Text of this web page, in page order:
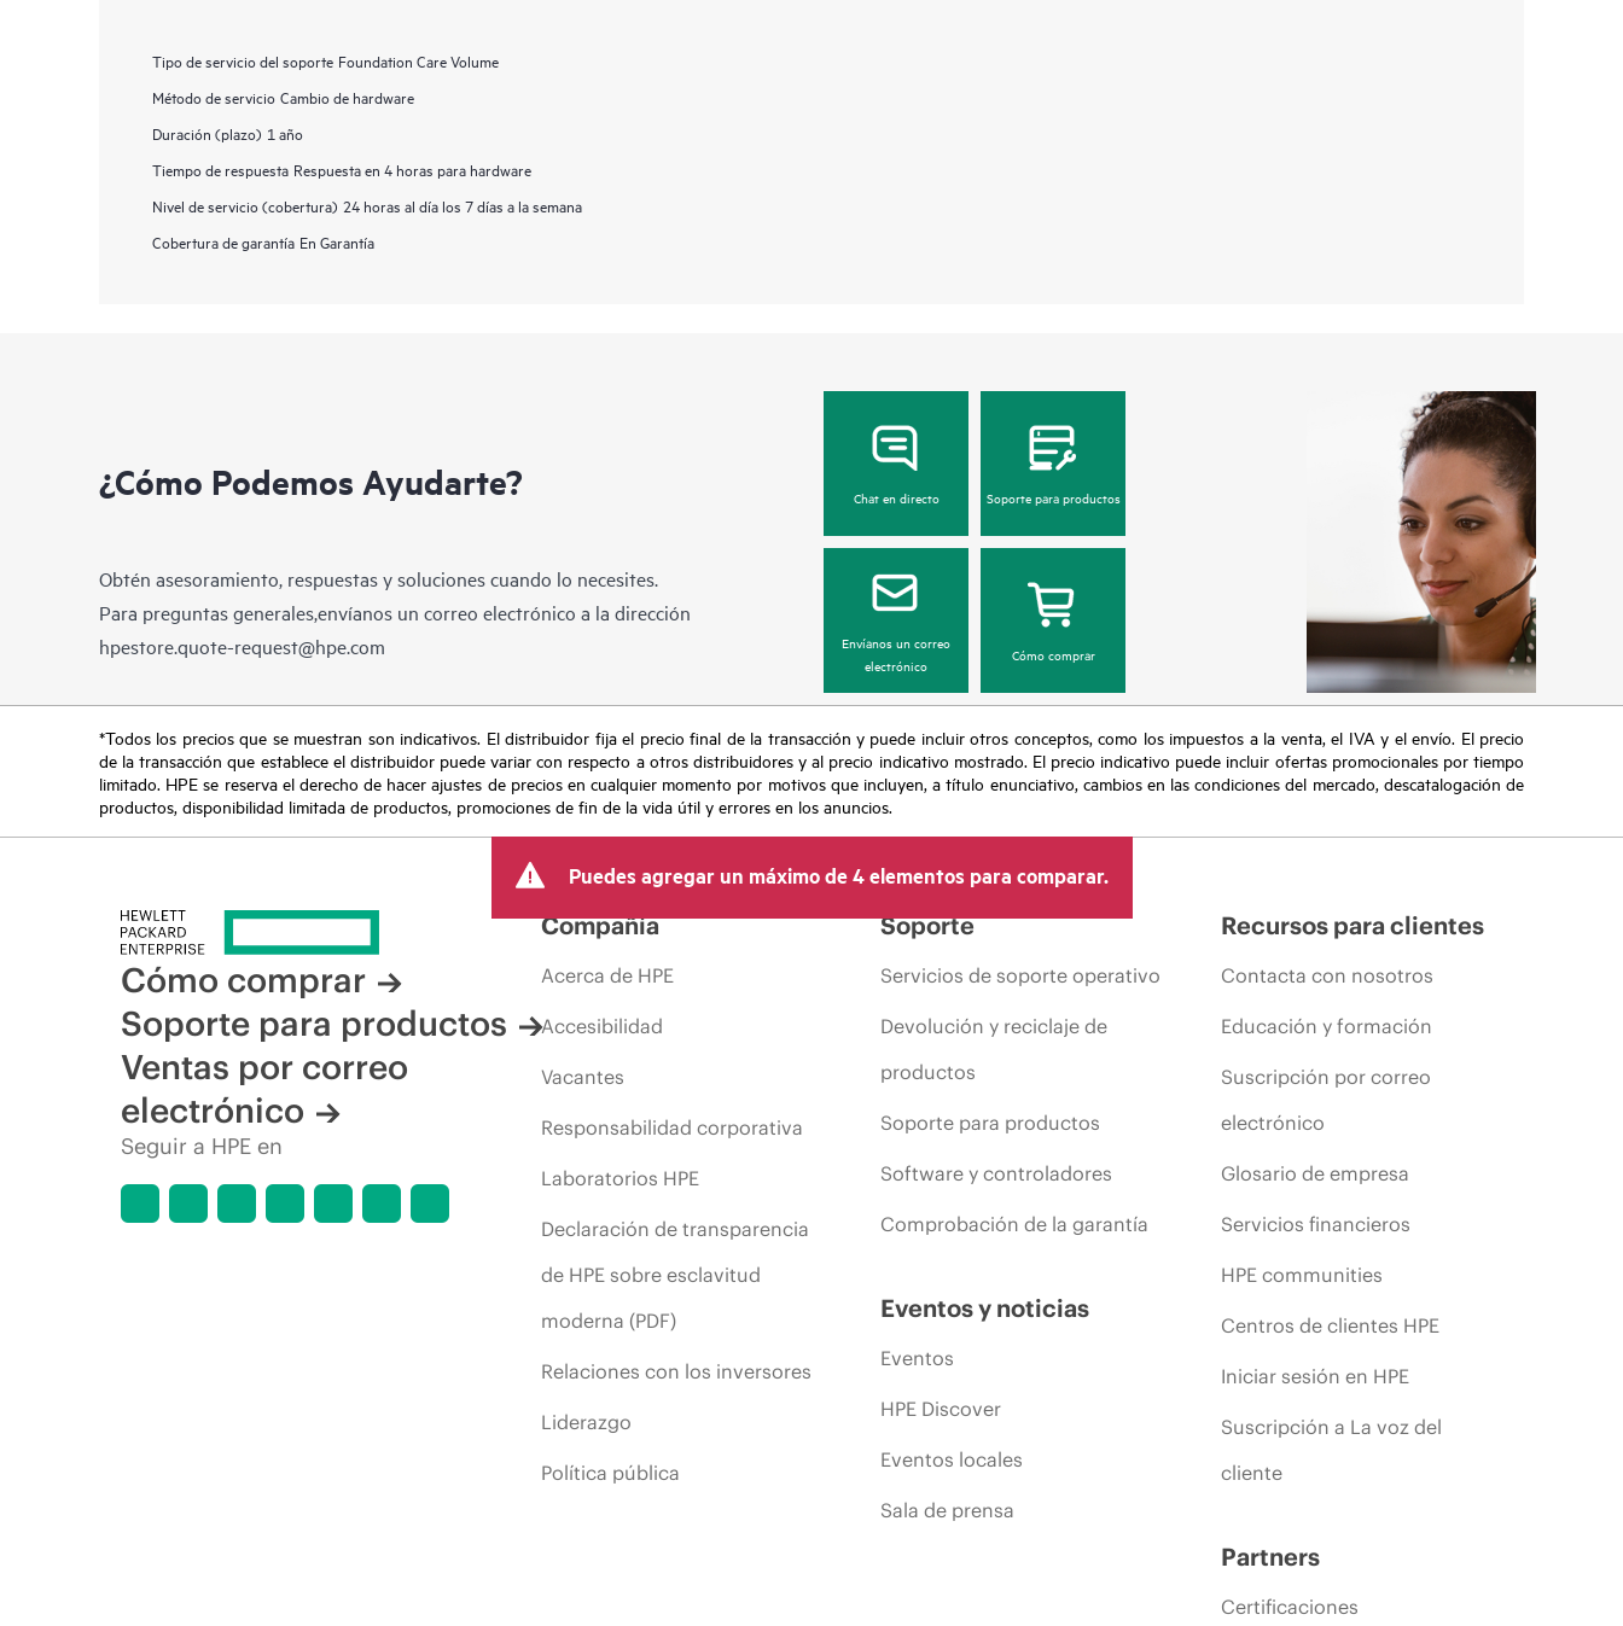
Tipo de servicio del soporte Foundation Care Volume
Método de servicio Cambio de hardware
Duración (plazo) 1 año
Tiempo de respuesta Respuesta en 4 horas para hardware
Nivel de servicio (cobertura) 24 horas al día los 7 días a la semana
Cobertura de garantía En Garantía
¿Cómo Podemos Ayudarte?
Obtén asesoramiento, respuestas y soluciones cuando lo necesites.
Para preguntas generales,envíanos un correo electrónico a la dirección
hpestore.quote-request@hpe.com
Chat en directo Soporte para productos
Envíanos un correo
electrónico
Cómo comprar
*Todos los precios que se muestran son indicativos. El distribuidor fija el precio final de la transacción y puede incluir otros conceptos, como los impuestos a la venta, el IVA y el envío. El precio
de la transacción que establece el distribuidor puede variar con respecto a otros distribuidores y al precio indicativo mostrado. El precio indicativo puede incluir ofertas promocionales por tiempo
limitado. HPE se reserva el derecho de hacer ajustes de precios en cualquier momento por motivos que incluyen, a título enunciativo, cambios en las condiciones del mercado, descatalogación de
productos, disponibilidad limitada de productos, promociones de fin de la vida útil y errores en los anuncios.
Puedes agregar un máximo de 4 elementos para comparar.
Cómo comprar
Soporte para productos
Ventas por correo
electrónico
Seguir a HPE en
Compañía
Acerca de HPE
Accesibilidad
Vacantes
Responsabilidad corporativa
Laboratorios HPE
Declaración de transparencia
de HPE sobre esclavitud
moderna (PDF)
Relaciones con los inversores
Liderazgo
Política pública
Soporte
Servicios de soporte operativo
Devolución y reciclaje de
productos
Soporte para productos
Software y controladores
Comprobación de la garantía
Eventos y noticias
Eventos
HPE Discover
Eventos locales
Sala de prensa
Recursos para clientes
Contacta con nosotros
Educación y formación
Suscripción por correo
electrónico
Glosario de empresa
Servicios financieros
HPE communities
Centros de clientes HPE
Iniciar sesión en HPE
Suscripción a La voz del
cliente
Partners
Certificaciones